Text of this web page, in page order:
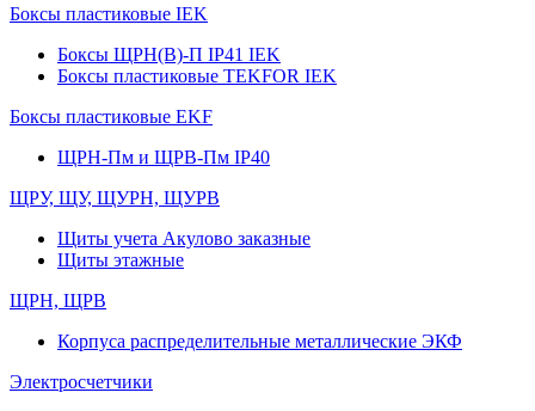
Боксы пластиковые IEK
Боксы ЩРН(В)-П IP41 IEK
Боксы пластиковые TEKFOR IEK
Боксы пластиковые EKF
ЩРН-Пм и ЩРВ-Пм IP40
ЩРУ, ЩУ, ЩУРН, ЩУРВ
Щиты учета Акулово заказные
Щиты этажные
ЩРН, ЩРВ
Корпуса распределительные металлические ЭКФ
Электросчетчики